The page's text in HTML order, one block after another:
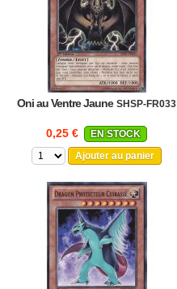
Oni au Ventre Jaune SHSP-FR033
0,25 €
EN STOCK
Ajouter au panier